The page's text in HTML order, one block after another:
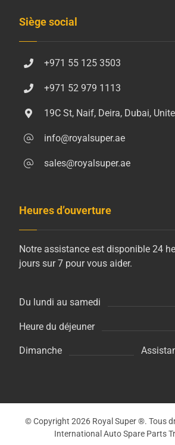
Siège social
+971 55 125 3503
+971 52 979 1113
19C St, Naif, Deira, Dubai,
info@royalsuper.ae
sales@royalsuper.ae
Heures d’ouverture
Notre assistance est disponible 24
jours sur 7 pour vous aider.
Du lundi au samedi
Heure du déjeuner
Dimanche
© Copyright 2026 Royal Super ®. Tous
International Auto Spare Parts